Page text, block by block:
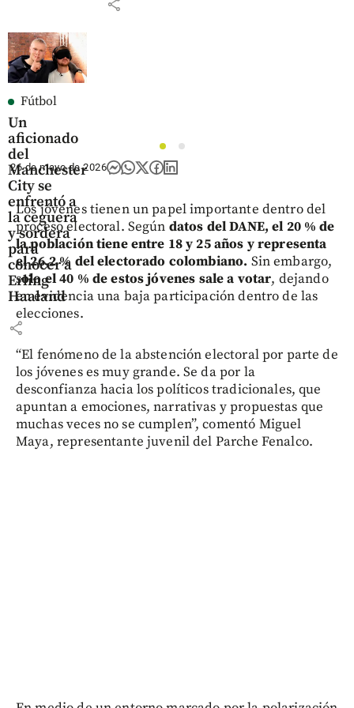
share
Fútbol
Un
aficionado
del
Manchester
City se
enfrentó a
la ceguera
y sordera
para
conocer a
Erling
Haaland
share
1
2
26 de mayo de 2026
Los jóvenes tienen un papel importante dentro del
proceso electoral. Según datos del DANE, el 20 % de
la población tiene entre 18 y 25 años y representa
el 26,2 % del electorado colombiano. Sin embargo,
solo el 40 % de estos jóvenes sale a votar, dejando
en evidencia una baja participación dentro de las
elecciones.
“El fenómeno de la abstención electoral por parte de
los jóvenes es muy grande. Se da por la
desconfianza hacia los políticos tradicionales, que
apuntan a emociones, narrativas y propuestas que
muchas veces no se cumplen”, comentó Miguel
Maya, representante juvenil del Parche Fenalco.